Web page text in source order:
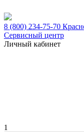
8 (800) 234-75-70
Сервисный центр
Личный кабинет
1